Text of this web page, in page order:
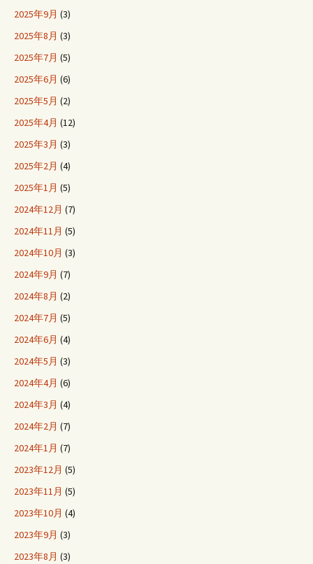
2025年9月 (3)
2025年8月 (3)
2025年7月 (5)
2025年6月 (6)
2025年5月 (2)
2025年4月 (12)
2025年3月 (3)
2025年2月 (4)
2025年1月 (5)
2024年12月 (7)
2024年11月 (5)
2024年10月 (3)
2024年9月 (7)
2024年8月 (2)
2024年7月 (5)
2024年6月 (4)
2024年5月 (3)
2024年4月 (6)
2024年3月 (4)
2024年2月 (7)
2024年1月 (7)
2023年12月 (5)
2023年11月 (5)
2023年10月 (4)
2023年9月 (3)
2023年8月 (3)